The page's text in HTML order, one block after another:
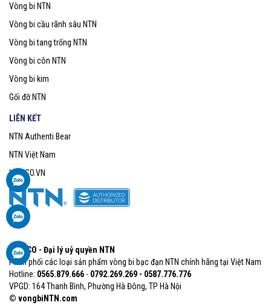
Vòng bi NTN
Vòng bi cầu rãnh sâu NTN
Vòng bi tang trống NTN
Vòng bi côn NTN
Vòng bi kim
Gối đỡ NTN
LIÊN KẾT
NTN Authenti Bear
NTN Việt Nam
VOBICO.VN
VOBICO - Đại lý uỷ quyền NTN
Phân phối các loại sản phẩm vòng bi bạc đạn NTN chính hãng tại Việt Nam
Hotline: 0565.879.666​ - 0792.269.269 - 0587.776.776
VPGD: 164 Thanh Bình, Phường Hà Đông, TP Hà Nội
© vongbiNTN.com